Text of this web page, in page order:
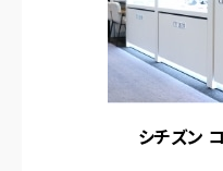
シチズン